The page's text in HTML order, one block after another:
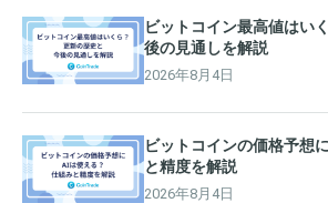
ビットコイン最高値はい
後の見通しを解説
2026年8月4日
ビットコインの価格予想
と精度を解説
2026年8月4日